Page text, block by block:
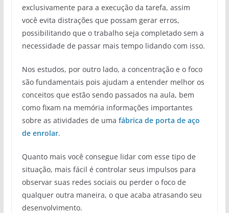
exclusivamente para a execução da tarefa, assim
você evita distrações que possam gerar erros,
possibilitando que o trabalho seja completado sem a
necessidade de passar mais tempo lidando com isso.
Nos estudos, por outro lado, a concentração e o foco
são fundamentais pois ajudam a entender melhor os
conceitos que estão sendo passados na aula, bem
como fixam na memória informações importantes
sobre as atividades de uma fábrica de porta de aço
de enrolar.
Quanto mais você consegue lidar com esse tipo de
situação, mais fácil é controlar seus impulsos para
observar suas redes sociais ou perder o foco de
qualquer outra maneira, o que acaba atrasando seu
desenvolvimento.